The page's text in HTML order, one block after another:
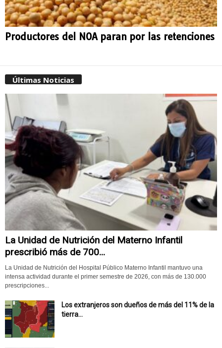
Productores del NOA paran por las retenciones
Últimas Noticias
La Unidad de Nutrición del Materno Infantil
prescribió más de 700...
La Unidad de Nutrición del Hospital Público Materno Infantil mantuvo una
intensa actividad durante el primer semestre de 2026, con más de 130.000
prescripciones...
Los extranjeros son dueños de más del 11% de la
tierra...